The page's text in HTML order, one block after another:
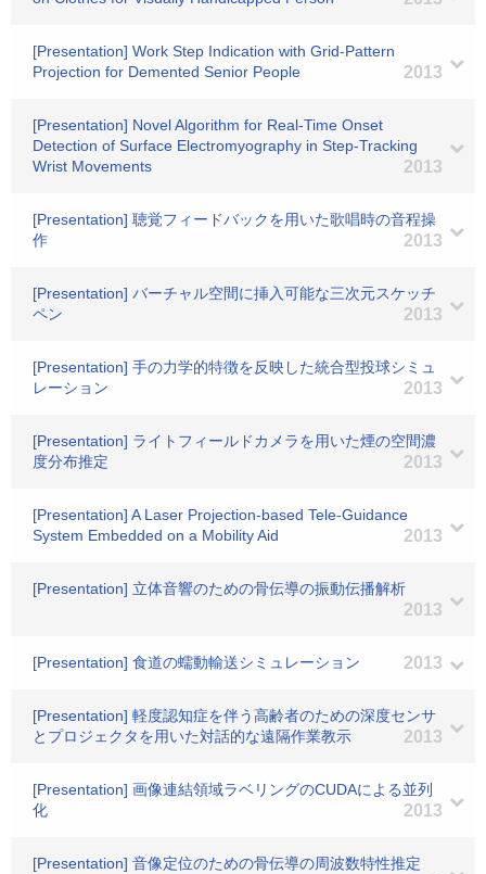
[Presentation] Work Step Indication with Grid-Pattern
Projection for Demented Senior People
2013
[Presentation] Novel Algorithm for Real-Time Onset
Detection of Surface Electromyography in Step-Tracking
Wrist Movements
2013
[Presentation] 聴覚フィードバックを用いた歌唱時の音程操
作
2013
[Presentation] バーチャル空間に挿入可能な三次元スケッチ
ペン
2013
[Presentation] 手の力学的特徴を反映した統合型投球シミュ
レーション
2013
[Presentation] ライトフィールドカメラを用いた煙の空間濃
度分布推定
2013
[Presentation] A Laser Projection-based Tele-Guidance
System Embedded on a Mobility Aid
2013
[Presentation] 立体音響のための骨伝導の振動伝播解析
2013
[Presentation] 食道の蠕動輸送シミュレーション 2013
[Presentation] 軽度認知症を伴う高齢者のための深度センサ
とプロジェクタを用いた対話的な遠隔作業教示
2013
[Presentation] 画像連結領域ラベリングのCUDAによる並列
化
2013
[Presentation] 音像定位のための骨伝導の周波数特性推定